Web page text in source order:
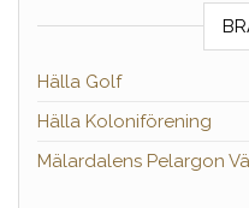
Hälla Golf
Hälla Koloniförening
Mälardalens Pelargon